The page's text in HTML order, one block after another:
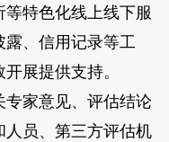
特色化线上线下服
、信用记录等工
展提供支持。
家意见、评估结论
员、第三方评估机